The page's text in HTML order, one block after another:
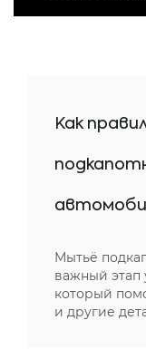
Как
Мытьё
важный этап
который
и другие